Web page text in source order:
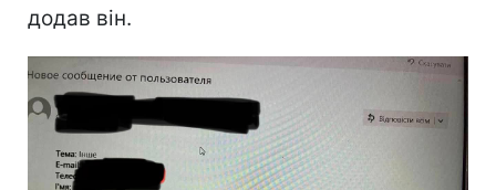
додав він.